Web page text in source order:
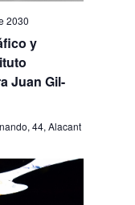
y
Juan Gil-
2030
44, Alacant